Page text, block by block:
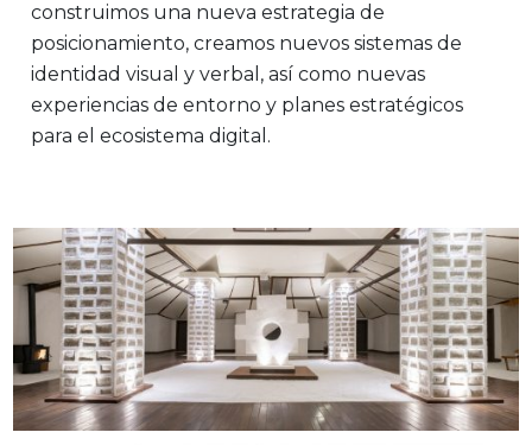
construimos una nueva estrategia de
posicionamiento, creamos nuevos sistemas de
identidad visual y verbal, así como nuevas
experiencias de entorno y planes estratégicos
para el ecosistema digital.